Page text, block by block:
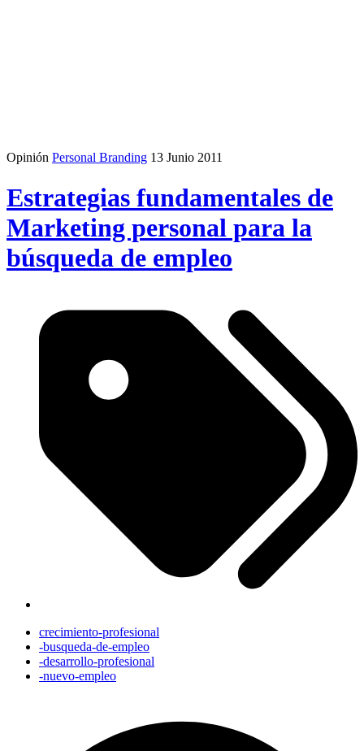
Opinión Personal Branding 13 Junio 2011
Estrategias fundamentales de
Marketing personal para la
búsqueda de empleo
crecimiento-profesional
-busqueda-de-empleo
-desarrollo-profesional
-nuevo-empleo